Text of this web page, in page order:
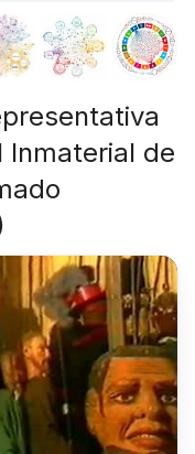
Inmaterial de